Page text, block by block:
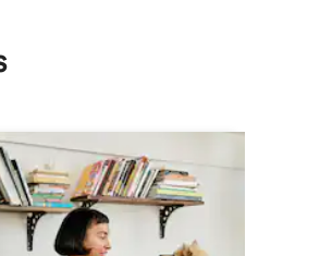
de 5, 22 reseñas